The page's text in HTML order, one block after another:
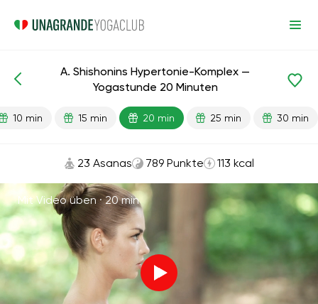
Fertige Lektionen Druck
A. Shishonins Hypertonie-Komplex —
Yogastunde 20 Minuten
10 min 15 min 20 min 25 min 30 min
23 Asanas 789 Punkte 113 kcal
Mit Video üben ·20 min